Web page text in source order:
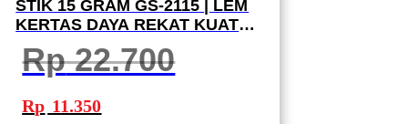
STIK 15 GRAM GS-2115 | LEM
KERTAS DAYA REKAT KUAT
MUDAH DIGUNAKAN
Rp22.700
Harga
aslinya
adalah:
Rp 11.350ini